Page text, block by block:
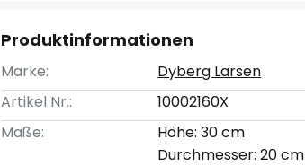
Produktinformationen
Marke:
Dyberg Larsen
Artikel Nr.:
10002160X
Maße:
Höhe: 30 cm
Durchmesser: 20 cm